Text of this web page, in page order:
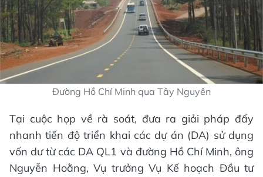
Đường Hồ Chí Minh qua Tây Nguyên
Tại cuộc họp về rà soát, đưa ra giải pháp đẩy
nhanh tiến độ triển khai các dự án (DA) sử dụng
vốn dư từ các DA QL1 và đường Hồ Chí Minh, ông
Nguyễn Hoằng, Vụ trưởng Vụ Kế hoạch Đầu tư